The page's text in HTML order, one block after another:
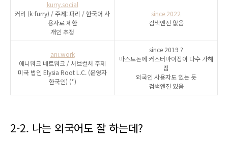
kurry.social
커리 (k-furry) / 주제: 퍼리 / 한국어 사
용자로 제한
개인 추정
since 2022
검색엔진 없음
ani.work
애니워크 네트워크 / 서브컬처 주제
미국 법인 Elysia Root L.C. (운영자
한국인) (*)
since 2019 ?
마스토돈에 커스터마이징이 다수 가해
짐
외국인 사용자도 있는 듯
검색엔진 있음
2-2. 나는 외국어도 잘 하는데?